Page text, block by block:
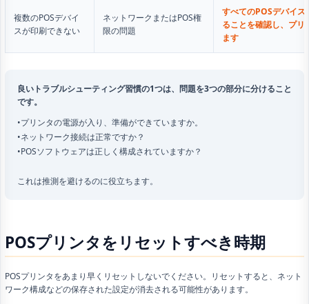
複数のPOSデバイ
スが印刷できない
ネットワークまたはPOS権
限の問題
すべてのPOSデバイ
ることを確認し、プリ
ます
良いトラブルシューティング習慣の1つは、問題を3つの部分に分けること
です。
•プリンタの電源が入り、準備ができていますか。
•ネットワーク接続は正常ですか？
•POSソフトウェアは正しく構成されていますか？
これは推測を避けるのに役立ちます。
POSプリンタをリセットすべき時期
POSプリンタをあまり早くリセットしないでください。リセットすると、ネット
ワーク構成などの保存された設定が消去される可能性があります。